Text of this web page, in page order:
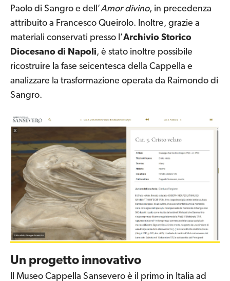
Paolo di Sangro e dell’Amor divino, in precedenza
attribuito a Francesco Queirolo. Inoltre, grazie a
materiali conservati presso l’Archivio Storico
Diocesano di Napoli, è stato inoltre possibile
ricostruire la fase seicentesca della Cappella e
analizzare la trasformazione operata da Raimondo di
Sangro.
Un progetto innovativo
Il Museo Cappella Sansevero è il primo in Italia ad